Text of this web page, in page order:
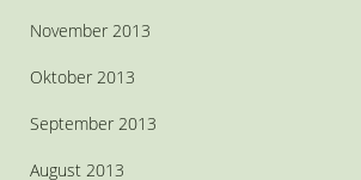
November 2013
Oktober 2013
September 2013
August 2013